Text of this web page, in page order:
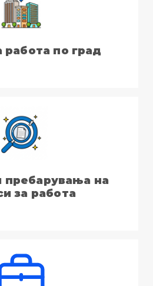
работа по град
пребарувања на
за работа